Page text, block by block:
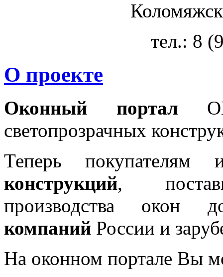
тел.: 8
О проекте
Оконный портал
светопрозрачных
Теперь покупателям
конструкций,
производства окон
компаний России и
На оконном портале Вы